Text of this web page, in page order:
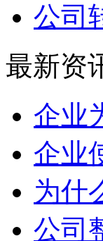
公司
最新资
企业
企业
为什
公司